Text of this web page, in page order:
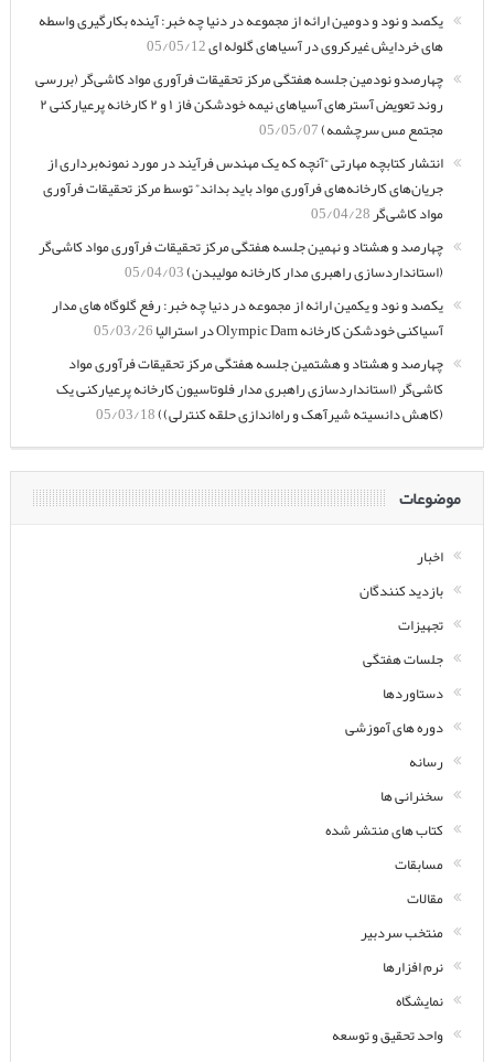
یکصد و نود و دومین ارائه از مجموعه در دنیا چه خبر: آینده بکارگیری واسطه
های خردایش غیرکروی در آسیاهای گلوله ای05/05/12
چهارصدو نودمین جلسه هفتگی مرکز تحقیقات فرآوری مواد کاشی‌گر (بررسی
روند تعویض آسترهای آسیاهای نیمه خودشکن فاز ۱ و ۲ کارخانه پرعیارکنی ۲
مجتمع مس سرچشمه)05/05/07
انتشار کتابچه مهارتی “آنچه که یک مهندس فرآیند در مورد نمونه‌برداری از
جریان‌های کارخانه‌های فرآوری مواد باید بداند” توسط مرکز تحقیقات فرآوری
مواد کاشی‌گر05/04/28
چهارصد و هشتاد و نهمین جلسه هفتگی مرکز تحقیقات فرآوری مواد کاشی‌گر
(استانداردسازی راهبری مدار کارخانه مولیبدن)05/04/03
یکصد و نود و یکمین ارائه از مجموعه در دنیا چه خبر: رفع گلوگاه های مدار
آسیاکنی خودشکن کارخانه Olympic Dam در استرالیا
05/03/26
چهارصد و هشتاد و هشتمین جلسه هفتگی مرکز تحقیقات فرآوری مواد
کاشی‌گر (استانداردسازی راهبری مدار فلوتاسیون کارخانه پرعیارکنی یک
(کاهش دانسیته شیرآهک و راه‌اندازی حلقه کنترلی))05/03/18
موضوعات
اخبار
بازدید کنندگان
تجهیزات
جلسات هفتگی
دستاوردها
دوره های آموزشی
رسانه
سخنرانی ها
کتاب های منتشر شده
مسابقات
مقالات
منتخب سردبیر
نرم افزارها
نمایشگاه
واحد تحقیق و توسعه